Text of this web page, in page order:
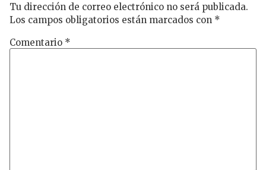
Tu dirección de correo electrónico no será publicada.
Los campos obligatorios están marcados con *
Comentario *